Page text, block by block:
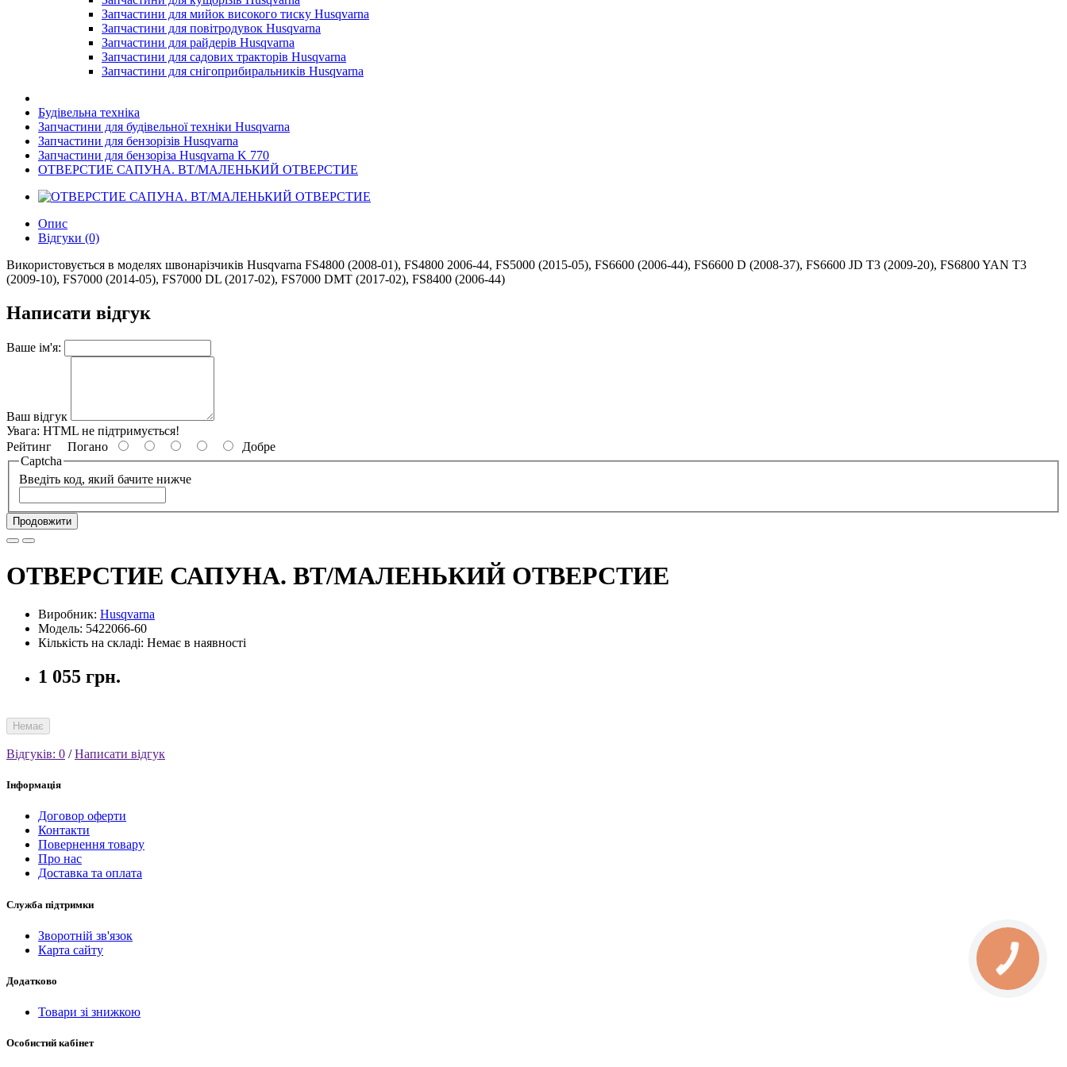
Запчастини для мийок високого тиску Husqvarna
Запчастини для повітродувок Husqvarna
Запчастини для райдерів Husqvarna
Запчастини для садових тракторів Husqvarna
Запчастини для снігоприбиральників Husqvarna
Будівельна техніка
Запчастини для будівельної техніки Husqvarna
Запчастини для бензорізів Husqvarna
Запчастини для бензоріза Husqvarna K 770
ОТВЕРСТИЕ САПУНА. ВТ/МАЛЕНЬКИЙ ОТВЕРСТИЕ
Опис
Відгуки (0)
Використовується в моделях швонарізчиків Husqvarna FS4800 (2008-01), FS4800 2006-44, FS5000 (2015-05), FS6600 (2006-44), FS6600 D (2008-37), FS6600 JD T3 (2009-20), FS6800 YAN T3
(2009-10), FS7000 (2014-05), FS7000 DL (2017-02), FS7000 DMT (2017-02), FS8400 (2006-44)
Написати відгук
Ваше ім'я:
Ваш відгук
Увага: HTML не підтримується!
Рейтинг Погано
Добре
Captcha
Введіть код, який бачите нижче
Продовжити
ОТВЕРСТИЕ САПУНА. ВТ/МАЛЕНЬКИЙ ОТВЕРСТИЕ
Виробник: Husqvarna
Модель: 5422066-60
Кількість на складі: Немає в наявності
1 055 грн.
Немає
Відгуків: 0 /Написати відгук
Інформація
Договор оферти
Контакти
Повернення товару
Про нас
Доставка та оплата
Служба підтримки
Зворотній зв'язок
Карта сайту
Додатково
Товари зі знижкою
Особистий кабінет